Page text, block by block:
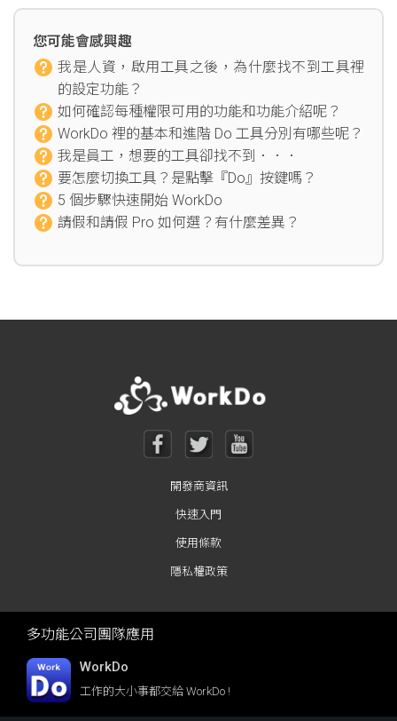
您可能會感興趣
我是人資，啟用工具之後，為什麼找不到工具裡
的設定功能？
如何確認每種權限可用的功能和功能介紹呢？
WorkDo 裡的基本和進階 Do 工具分別有哪些呢？
我是員工，想要的工具卻找不到．．．
要怎麼切換工具？是點擊『Do』按鍵嗎？
5 個步驟快速開始 WorkDo
請假和請假 Pro 如何選？有什麼差異？
開發商資訊
快速入門
使用條款
隱私權政策
多功能公司團隊應用
WorkDo
工作的大小事都交給 WorkDo !